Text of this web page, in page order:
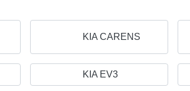
KIA CARENS
KIA EV3